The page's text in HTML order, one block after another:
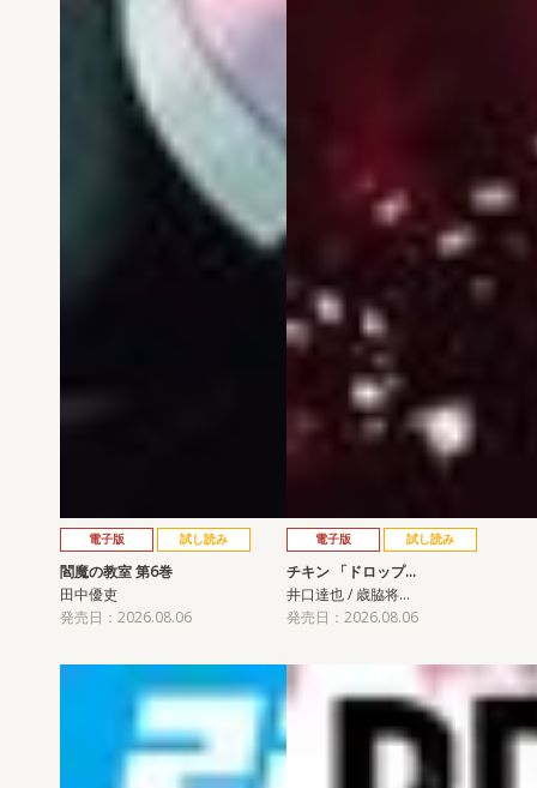
電子版 試し読み
閻魔の教室 第6巻
田中優吏
発売日：2026.08.06
電子版 試し読み
チキン 「ドロップ…
井口達也 / 歳脇将…
発売日：2026.08.06